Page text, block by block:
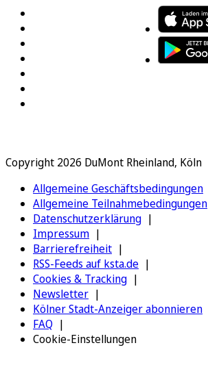
Copyright 2026 DuMont Rheinland, Köln
Allgemeine Geschäftsbedingungen
Allgemeine Teilnahmebedingungen
Datenschutzerklärung
Impressum
Barrierefreiheit
RSS-Feeds auf ksta.de
Cookies & Tracking
Newsletter
Kölner Stadt-Anzeiger abonnieren
FAQ
Cookie-Einstellungen